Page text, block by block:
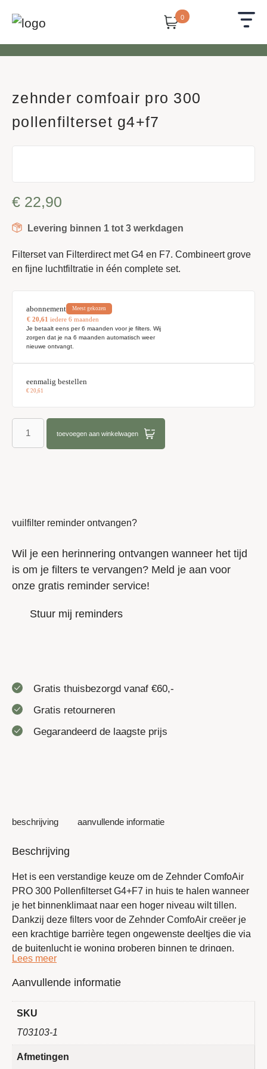
0
zehnder comfoair pro 300
pollenfilterset g4+f7
€ 22,90
Levering binnen 1 tot 3 werkdagen
Filterset van Filterdirect met G4 en F7. Combineert grove
en fijne luchtfiltratie in één complete set.
eenmalig bestellen
€20,61
abonnement Meest gekozen
€ 20,61 iedere 6 maanden
Je betaalt eens per 6 maanden voor je filters. Wij
zorgen dat je na 6 maanden automatisch weer
nieuwe ontvangt.
toevoegen aan winkelwagen
vuilfilter reminder ontvangen?
Wil je een herinnering ontvangen wanneer het tijd
is om je filters te vervangen? Meld je aan voor
onze gratis reminder service!
Stuur mij reminders
Gratis thuisbezorgd vanaf €60,-
Gratis retourneren
Gegarandeerd de laagste prijs
beschrijving aanvullende informatie
Beschrijving
Het is een verstandige keuze om de Zehnder ComfoAir
PRO 300 Pollenfilterset G4+F7 in huis te halen wanneer
je het binnenklimaat naar een hoger niveau wilt tillen.
Dankzij deze filters voor de Zehnder ComfoAir creëer je
een krachtige barrière tegen ongewenste deeltjes die via
de buitenlucht je woning proberen binnen te dringen.
Terwijl het G4 filter de grove stofvlokken en haren uit de
luchtstroom zeeft, zorgt het fijnmazige F7 pollenfilter
stuk lichter en frisser aanvoelt, wat vooral tijdens het
hooikoortsseizoen een enorme verademing is.
Het verwisselen van de filters van
Aanvullende informatie
SKU
T03103-1
Afmetingen